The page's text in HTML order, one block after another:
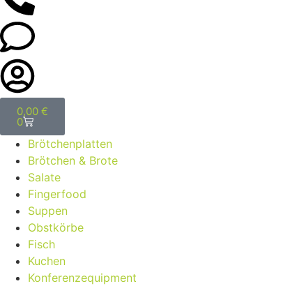
0,00 €
0
Brötchenplatten
Brötchen & Brote
Salate
Fingerfood
Suppen
Obstkörbe
Fisch
Kuchen
Konferenzequipment